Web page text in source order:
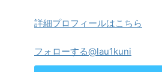
詳細プロフィールはこちら
フォローする@lau1kuni